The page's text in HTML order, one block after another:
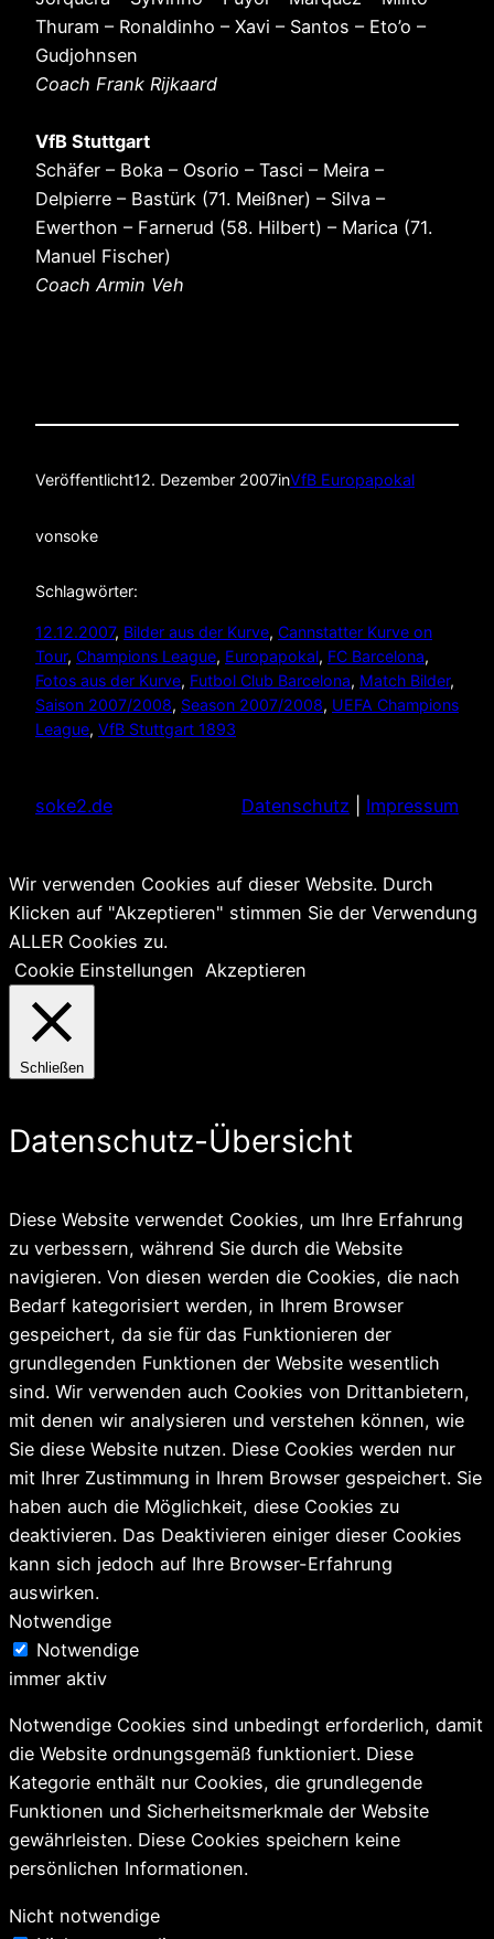
Thuram – Ronaldinho – Xavi – Santos – Eto’o –
Gudjohnsen
Coach Frank Rijkaard
VfB Stuttgart
Schäfer – Boka – Osorio – Tasci – Meira –
Delpierre – Bastürk (71. Meißner) – Silva –
Ewerthon – Farnerud (58. Hilbert) – Marica (71.
Manuel Fischer)
Coach Armin Veh
Veröffentlicht12. Dezember 2007inVfB Europapokal
vonsoke
Schlagwörter:
12.12.2007, Bilder aus der Kurve, Cannstatter Kurve on
Tour, Champions League, Europapokal, FC Barcelona
Fotos aus der Kurve, Futbol Club Barcelona, Match Bilder
Saison 2007/2008, Season 2007/2008, UEFA Champions
League, VfB Stuttgart 1893
soke2.de Datenschutz Impressum
Wir verwenden Cookies auf dieser Website. Durch
Klicken auf "Akzeptieren" stimmen Sie der Verwendung
ALLER Cookies zu.
Cookie Einstellungen Akzeptieren
Schließen
Datenschutz-Übersicht
Diese Website verwendet Cookies, um Ihre Erfahrung
zu verbessern, während Sie durch die Website
navigieren. Von diesen werden die Cookies, die nach
Bedarf kategorisiert werden, in Ihrem Browser
gespeichert, da sie für das Funktionieren der
grundlegenden Funktionen der Website wesentlich
sind. Wir verwenden auch Cookies von Drittanbietern,
mit denen wir analysieren und verstehen können, wie
Sie diese Website nutzen. Diese Cookies werden nur
mit Ihrer Zustimmung in Ihrem Browser gespeichert. Sie
haben auch die Möglichkeit, diese Cookies zu
deaktivieren. Das Deaktivieren einiger dieser Cookies
kann sich jedoch auf Ihre Browser-Erfahrung
auswirken.
Notwendige
Notwendige
immer aktiv
Notwendige Cookies sind unbedingt erforderlich, damit
die Website ordnungsgemäß funktioniert. Diese
Kategorie enthält nur Cookies, die grundlegende
Funktionen und Sicherheitsmerkmale der Website
gewährleisten. Diese Cookies speichern keine
persönlichen Informationen.
Nicht notwendige